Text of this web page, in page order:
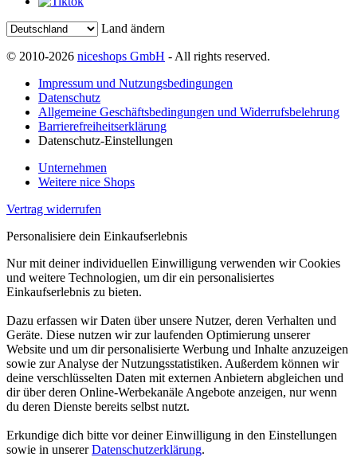
Land ändern
© 2010-2026 niceshops GmbH - All rights reserved.
Impressum und Nutzungsbedingungen
Datenschutz
Allgemeine Geschäftsbedingungen und Widerrufsbelehrung
Barrierefreiheitserklärung
Datenschutz-Einstellungen
Unternehmen
Weitere nice Shops
Vertrag widerrufen
Personalisiere dein Einkaufserlebnis
Nur mit deiner individuellen Einwilligung verwenden wir Cookies
und weitere Technologien, um dir ein personalisiertes
Einkaufserlebnis zu bieten.
Dazu erfassen wir Daten über unsere Nutzer, deren Verhalten und
Geräte. Diese nutzen wir zur laufenden Optimierung unserer
Website und um dir personalisierte Werbung und Inhalte anzuzeigen
sowie zur Analyse der Nutzungsstatistiken. Außerdem können wir
deine verschlüsselten Daten mit externen Anbietern abgleichen und
dir über deren Online-Werbekanäle Angebote anzeigen, nur wenn
du deren Dienste bereits selbst nutzt.
Erkundige dich bitte vor deiner Einwilligung in den Einstellungen
sowie in unsererDatenschutzerklärung.